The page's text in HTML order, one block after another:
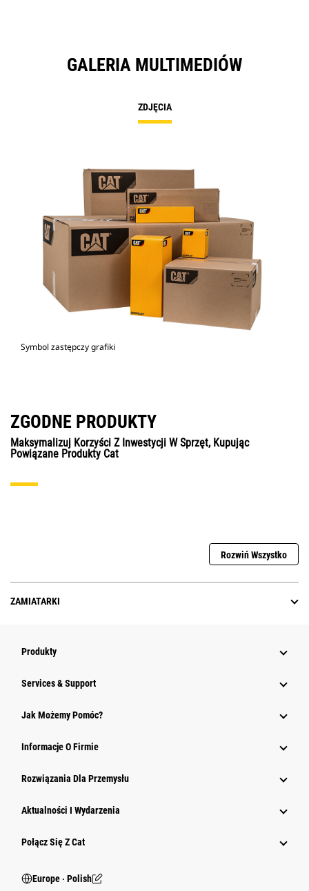
GALERIA MULTIMEDIÓW
ZDJĘCIA
Symbol zastępczy grafiki
ZGODNE PRODUKTY
Maksymalizuj Korzyści Z Inwestycji W Sprzęt, Kupując
Powiązane Produkty Cat
Rozwiń Wszystko
ZAMIATARKI
Produkty
Services & Support
Jak Możemy Pomóc?
Informacje O Firmie
Rozwiązania Dla Przemysłu
Aktualności I Wydarzenia
Połącz Się Z Cat
Europe ‧ Polish